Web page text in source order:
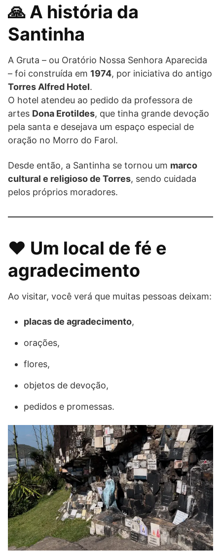
🙏 A história da
Santinha
A Gruta – ou Oratório Nossa Senhora Aparecida
– foi construída em 1974, por iniciativa do antigo
Torres Alfred Hotel.
O hotel atendeu ao pedido da professora de
artes Dona Erotildes, que tinha grande devoção
pela santa e desejava um espaço especial de
oração no Morro do Farol.
Desde então, a Santinha se tornou um marco
cultural e religioso de Torres, sendo cuidada
pelos próprios moradores.
❤️ Um local de fé e
agradecimento
Ao visitar, você verá que muitas pessoas deixam:
placas de agradecimento,
orações,
flores,
objetos de devoção,
pedidos e promessas.